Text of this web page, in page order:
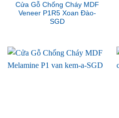
Cửa Gỗ Chống Cháy MDF
Veneer P1R5 Xoan Đào-
SGD